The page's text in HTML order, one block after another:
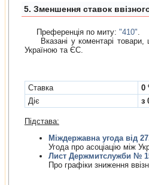
5. Зменшення ставок
Преференція по миту: "410".
Вказані у коментарі товари,
Україною та ЄС.
Cтавка
0
Діє
з
Підстава:
Міждержавна
Угода про асоцiацiю мiж
Лист Держмитслужби №
Про графiки зниження